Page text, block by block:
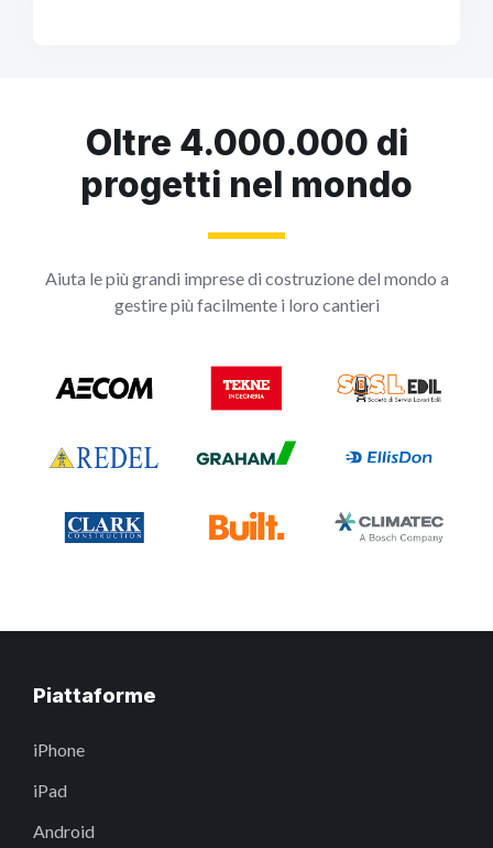
Oltre 4.000.000 di
progetti nel mondo
Aiuta le più grandi imprese di costruzione del mondo a
gestire più facilmente i loro cantieri
Piattaforme
iPhone
iPad
Android